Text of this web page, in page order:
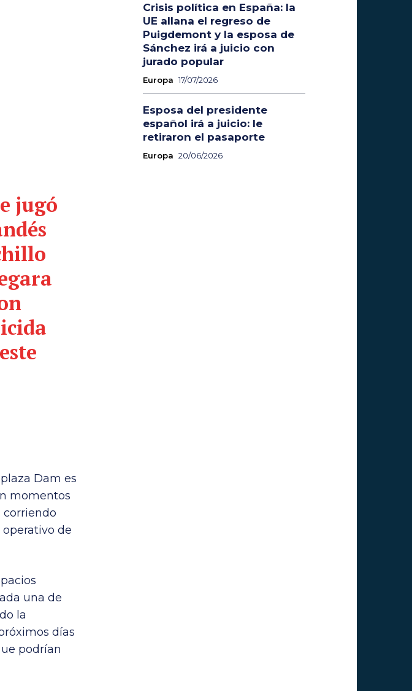
jugó
Dam es
momentos
corriendo
de
una de
la
días
podrían
Crisis política en España: la
UE allana el regreso de
Puigdemont y la esposa de
Sánchez irá a juicio con
jurado popular
Europa 17/07/2026
Esposa del presidente
español irá a juicio: le
retiraron el pasaporte
Europa 20/06/2026